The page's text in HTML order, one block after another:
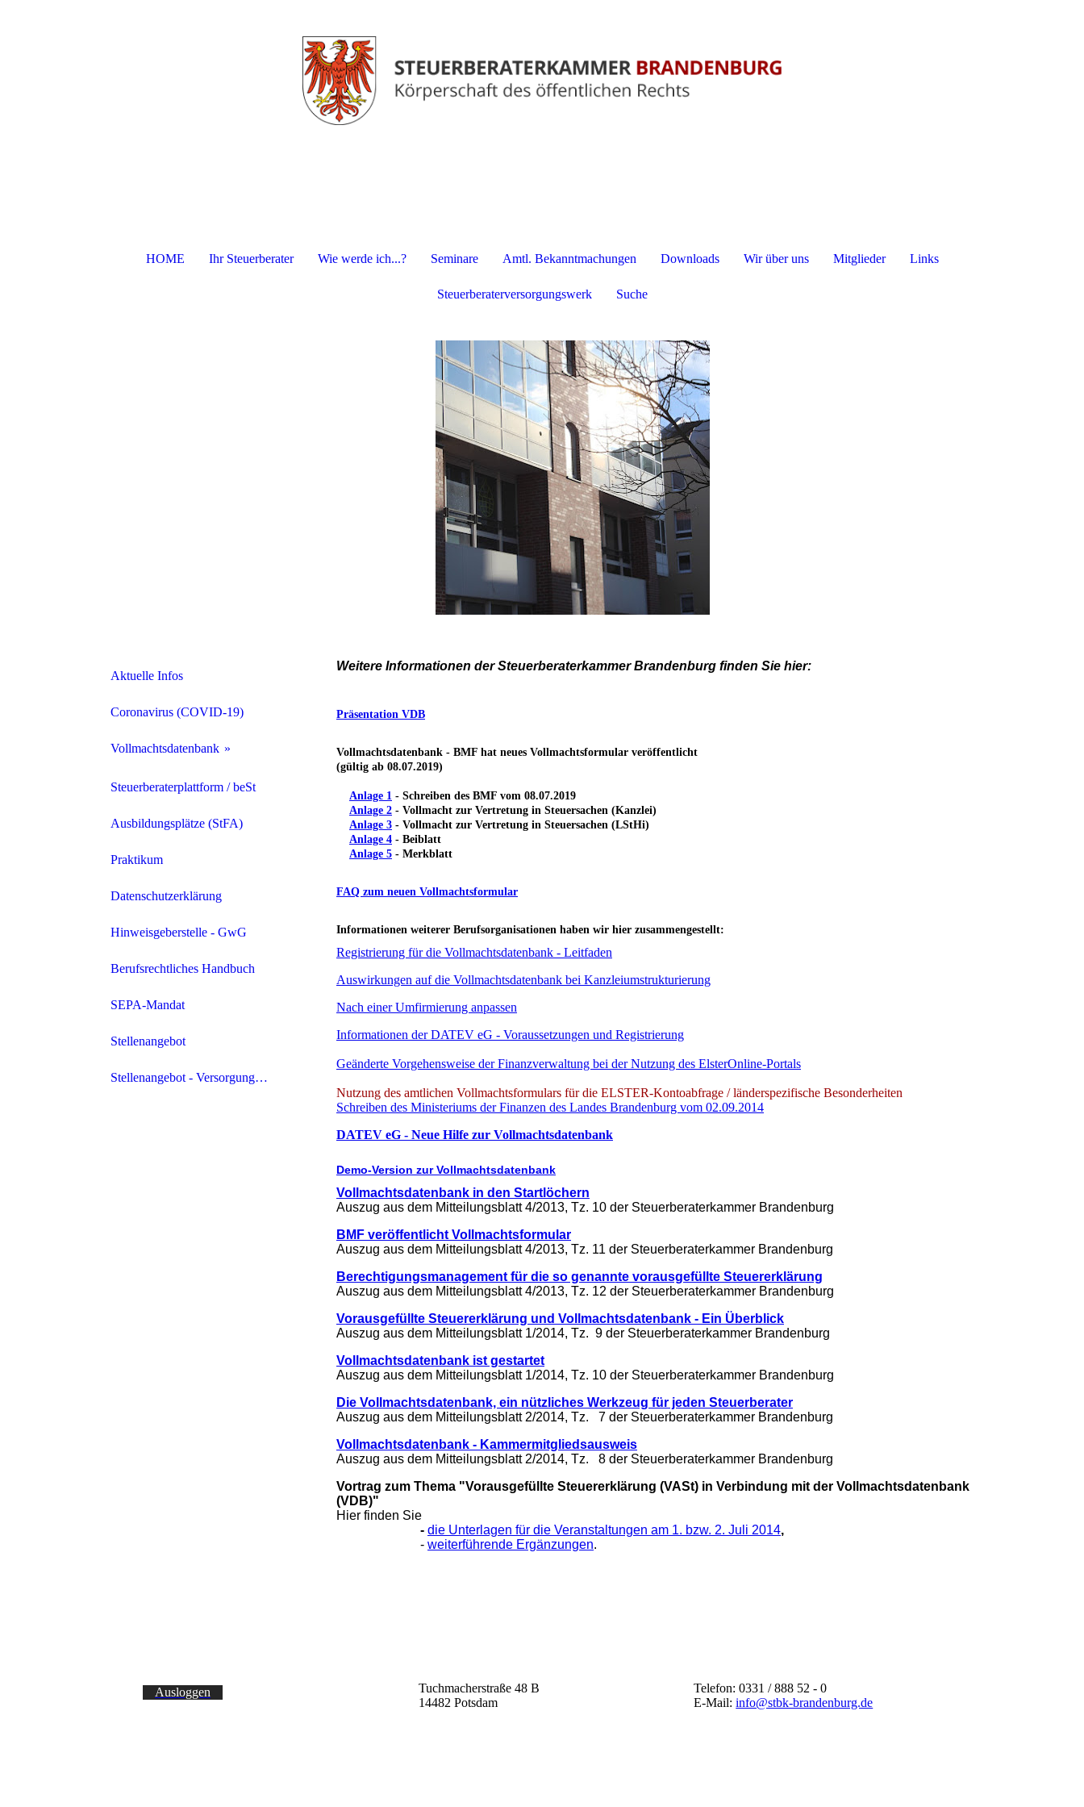
HOME Ihr Steuerberater Wie werde ich...? Seminare Amtl. Bekanntmachungen Downloads Wir über uns Mitglieder Links
Steuerberaterversorgungswerk Suche
Aktuelle Infos
Coronavirus (COVID-19)
Vollmachtsdatenbank
VDB Archiv
Steuerberaterplattform / beSt
Ausbildungsplätze (StFA)
Praktikum
Datenschutzerklärung
Hinweisgeberstelle - GwG
Berufsrechtliches Handbuch
SEPA-Mandat
Stellenangebot
Stellenangebot - Versorgungswerk der Steuerberater und StBV im Land Brandburg
Weitere Informationen der Steuerberaterkammer Brandenburg finden Sie hier:
Präsentation VDB
Vollmachtsdatenbank - BMF hat neues Vollmachtsformular veröffentlicht
(gültig ab 08.07.2019)
Anlage 1 - Schreiben des BMF vom 08.07.2019
Anlage 2 - Vollmacht zur Vertretung in Steuersachen (Kanzlei)
Anlage 3 - Vollmacht zur Vertretung in Steuersachen (LStHi)
Anlage 4 - Beiblatt
Anlage 5 - Merkblatt
FAQ zum neuen Vollmachtsformular
Informationen weiterer Berufsorganisationen haben wir hier zusammengestellt:
Registrierung für die Vollmachtsdatenbank - Leitfaden
Auswirkungen auf die Vollmachtsdatenbank bei Kanzleiumstrukturierung
Nach einer Umfirmierung anpassen
Informationen der DATEV eG - Voraussetzungen und Registrierung
Geänderte Vorgehensweise der Finanzverwaltung bei der Nutzung des ElsterOnline-Portals
Nutzung des amtlichen Vollmachtsformulars für die ELSTER-Kontoabfrage / länderspezifische Besonderheiten
Schreiben des Ministeriums der Finanzen des Landes Brandenburg vom 02.09.2014
DATEV eG - Neue Hilfe zur Vollmachtsdatenbank
Demo-Version zur Vollmachtsdatenbank
Vollmachtsdatenbank in den Startlöchern
Auszug aus dem Mitteilungsblatt 4/2013, Tz. 10 der Steuerberaterkammer Brandenburg
BMF veröffentlicht Vollmachtsformular
Auszug aus dem Mitteilungsblatt 4/2013, Tz. 11 der Steuerberaterkammer Brandenburg
Berechtigungsmanagement für die so genannte vorausgefüllte Steuererklärung
Auszug aus dem Mitteilungsblatt 4/2013, Tz. 12 der Steuerberaterkammer Brandenburg
Vorausgefüllte Steuererklärung und Vollmachtsdatenbank - Ein Überblick
Auszug aus dem Mitteilungsblatt 1/2014, Tz. 9 der Steuerberaterkammer Brandenburg
Vollmachtsdatenbank ist gestartet
Auszug aus dem Mitteilungsblatt 1/2014, Tz. 10 der Steuerberaterkammer Brandenburg
Die Vollmachtsdatenbank, ein nützliches Werkzeug für jeden Steuerberater
Auszug aus dem Mitteilungsblatt 2/2014, Tz. 7 der Steuerberaterkammer Brandenburg
Vollmachtsdatenbank - Kammermitgliedsausweis
Auszug aus dem Mitteilungsblatt 2/2014, Tz. 8 der Steuerberaterkammer Brandenburg
Vortrag zum Thema "Vorausgefüllte Steuererklärung (VASt) in Verbindung mit der Vollmachtsdatenbank
(VDB)"
Hier finden Sie
- die Unterlagen für die Veranstaltungen am 1. bzw. 2. Juli 2014,
- weiterführende Ergänzungen.
Ausloggen
Tuchmacherstraße 48 B
14482 Potsdam
Telefon: 0331 / 888 52 - 0
E-Mail:info@stbk-brandenburg.de